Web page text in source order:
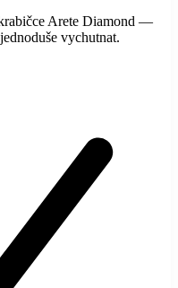
Arete Diamond —
vychutnat.